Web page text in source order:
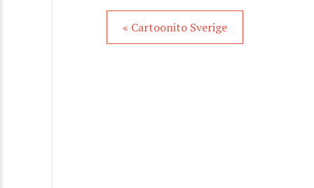
« Cartoonito Sverige